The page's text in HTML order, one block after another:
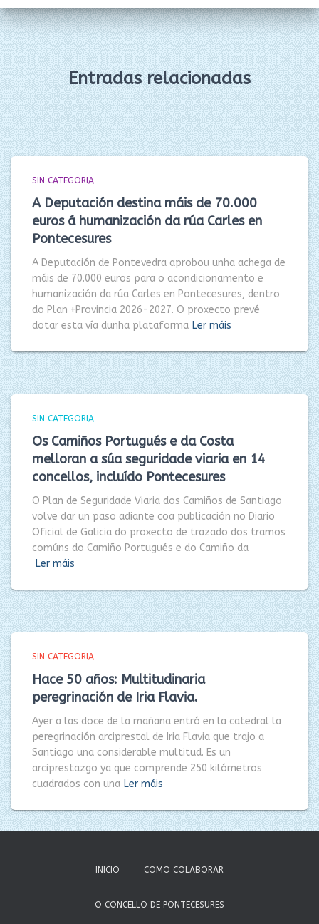
Entradas relacionadas
SIN CATEGORIA
A Deputación destina máis de 70.000
euros á humanización da rúa Carles en
Pontecesures
A Deputación de Pontevedra aprobou unha achega de
máis de 70.000 euros para o acondicionamento e
humanización da rúa Carles en Pontecesures, dentro
do Plan +Provincia 2026-2027. O proxecto prevé
dotar esta vía dunha plataforma Ler máis
SIN CATEGORIA
Os Camiños Portugués e da Costa
melloran a súa seguridade viaria en 14
concellos, incluído Pontecesures
O Plan de Seguridade Viaria dos Camiños de Santiago
volve dar un paso adiante coa publicación no Diario
Oficial de Galicia do proxecto de trazado dos tramos
comúns do Camiño Portugués e do Camiño da
Ler máis
SIN CATEGORIA
Hace 50 años: Multitudinaria
peregrinación de Iria Flavia.
Ayer a las doce de la mañana entró en la catedral la
peregrinación arciprestal de Iria Flavia que trajo a
Santiago una considerable multitud. Es un
arciprestazgo ya que comprende 250 kilómetros
cuadrados con una Ler máis
INICIO COMO COLABORAR
O CONCELLO DE PONTECESURES